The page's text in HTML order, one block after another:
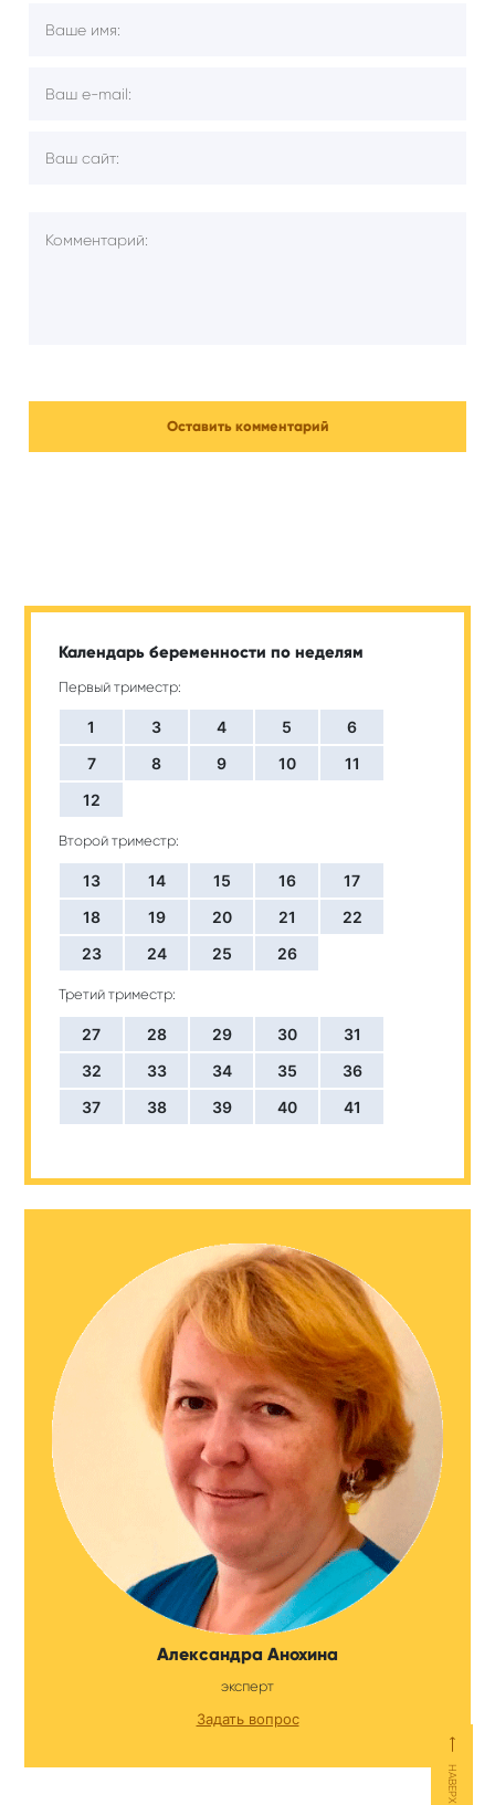
Календарь беременности по неделям
Первый триместр:
1 3 4 5
6
7
8 9 10
11
12
Второй триместр:
13 14 15 16
17
18
19 20 21
22
23
24 25 26
Третий триместр:
27 28 29 30
31
32
33 34 35
36
37
38 39 40 41
Александра Анохина
эксперт
Задать вопрос
⟵
НАВЕРХ